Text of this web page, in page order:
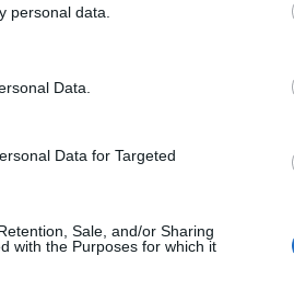
personal data.
Data.
Data for Targeted
Sale, and/or Sharing
with the Purposes for which it